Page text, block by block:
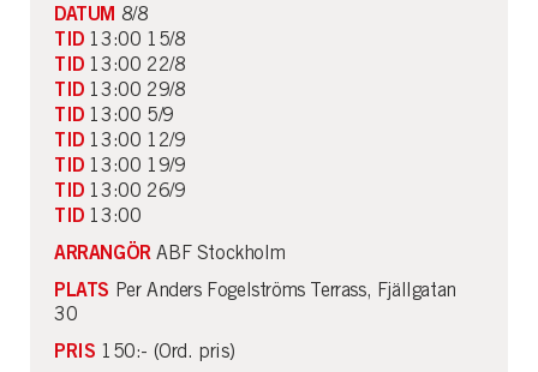
DATUM 8/8
TID13:00 15/8
TID13:00 22/8
TID13:00 29/8
TID13:00 5/9
TID13:00 12/9
TID13:00 19/9
TID13:00 26/9
TID13:00
ARRANGÖRABF Stockholm
PLATS Per Anders Fogelströms Terrass, Fjällgatan
30
PRIS 150:- (Ord. pris)